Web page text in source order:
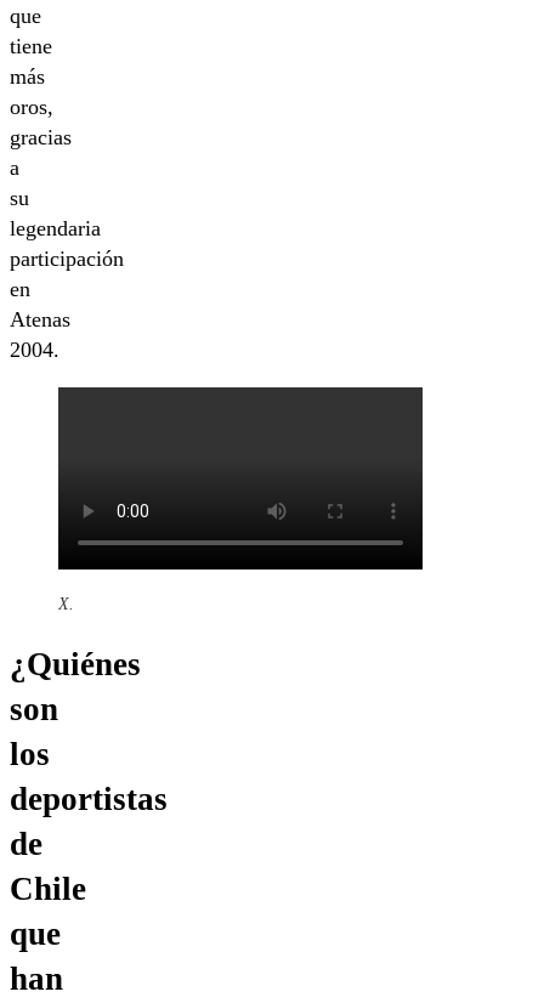
que
tiene
más
oros,
gracias
a
su
legendaria
participación
en
Atenas
2004.
X.
¿Quiénes
son
los
deportistas
de
Chile
que
han